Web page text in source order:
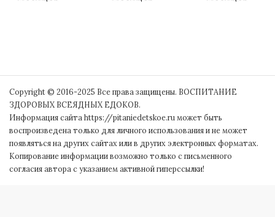
Copyright © 2016-2025 Все права защищены. ВОСПИТАНИЕ
ЗДОРОВЫХ ВСЕЯДНЫХ ЕДОКОВ.
Информация сайта https://pitaniedetskoe.ru может быть
воспроизведена только для личного использования и не может
появляться на других сайтах или в других электронных форматах.
Копирование информации возможно только с письменного
согласия автора с указанием активной гиперссылки!